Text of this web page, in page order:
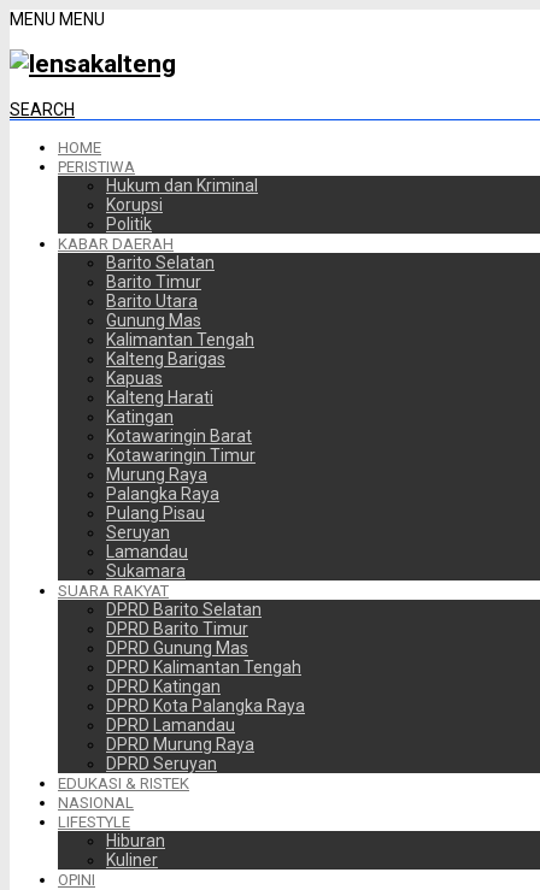
MENU MENU
SEARCH
HOME
PERISTIWA
Hukum dan Kriminal
Korupsi
Politik
KABAR DAERAH
Barito Selatan
Barito Timur
Barito Utara
Gunung Mas
Kalimantan Tengah
Kalteng Barigas
Kapuas
Kalteng Harati
Katingan
Kotawaringin Barat
Kotawaringin Timur
Murung Raya
Palangka Raya
Pulang Pisau
Seruyan
Lamandau
Sukamara
SUARA RAKYAT
DPRD Barito Selatan
DPRD Barito Timur
DPRD Gunung Mas
DPRD Kalimantan Tengah
DPRD Katingan
DPRD Kota Palangka Raya
DPRD Lamandau
DPRD Murung Raya
DPRD Seruyan
EDUKASI & RISTEK
NASIONAL
LIFESTYLE
Hiburan
Kuliner
OPINI